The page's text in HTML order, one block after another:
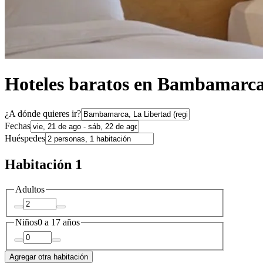
Hoteles baratos en
¿A dónde quieres ir?
Fechas
Huéspedes
Habitación 1
Adultos
Niños0 a 17 años
Agregar otra habitación